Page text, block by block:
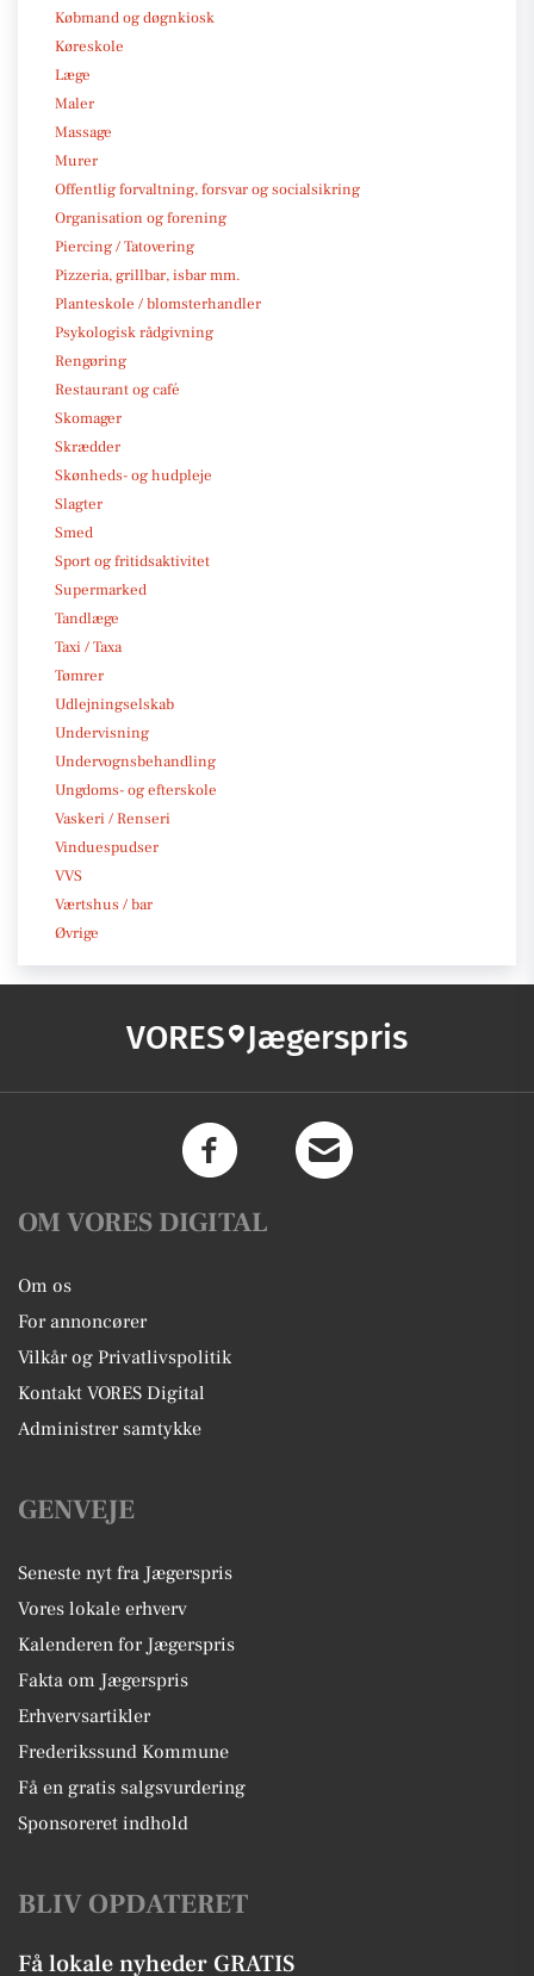
Købmand og døgnkiosk
Køreskole
Læge
Maler
Massage
Murer
Offentlig forvaltning, forsvar og socialsikring
Organisation og forening
Piercing / Tatovering
Pizzeria, grillbar, isbar mm.
Planteskole / blomsterhandler
Psykologisk rådgivning
Rengøring
Restaurant og café
Skomager
Skrædder
Skønheds- og hudpleje
Slagter
Smed
Sport og fritidsaktivitet
Supermarked
Tandlæge
Taxi / Taxa
Tømrer
Udlejningselskab
Undervisning
Undervognsbehandling
Ungdoms- og efterskole
Vaskeri / Renseri
Vinduespudser
VVS
Værtshus / bar
Øvrige
VORES Jægerspris
OM VORES DIGITAL
Om os
For annoncører
Vilkår og Privatlivspolitik
Kontakt VORES Digital
Administrer samtykke
GENVEJE
Seneste nyt fra Jægerspris
Vores lokale erhverv
Kalenderen for Jægerspris
Fakta om Jægerspris
Erhvervsartikler
Frederikssund Kommune
Få en gratis salgsvurdering
Sponsoreret indhold
BLIV OPDATERET
Få lokale nyheder GRATIS